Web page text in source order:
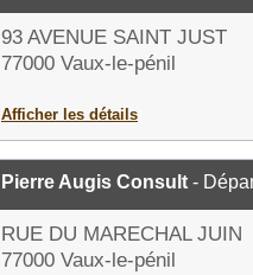
93 AVENUE SAINT JUST
77000 Vaux-le-pénil
Afficher les détails
Pierre Augis Consult -
RUE DU MARECHAL JUIN
77000 Vaux-le-pénil